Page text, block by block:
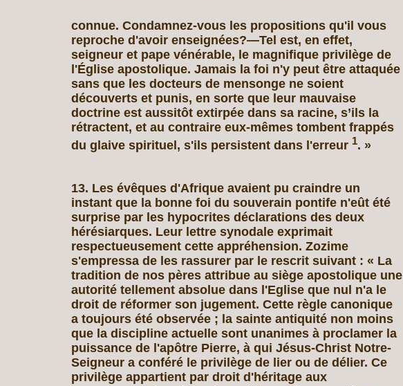
connue. Condamnez-vous les propositions qu'il vous
reproche d'avoir enseignées?—Tel est, en effet,
seigneur et pape vénérable, le magnifique privilège de
l'Église apostolique. Jamais la foi n'y peut être attaquée
sans que les docteurs de mensonge ne soient
découverts et punis, en sorte que leur mauvaise
doctrine est aussitôt extirpée dans sa racine, s’ils la
rétractent, et au contraire eux-mêmes tombent frappés
du glaive spirituel, s'ils persistent dans l'erreur 1. »
13. Les évêques d'Afrique avaient pu craindre un
instant que la bonne foi du souverain pontife n'eût été
surprise par les hypocrites déclarations des deux
hérésiarques. Leur lettre synodale exprimait
respectueusement cette appréhension. Zozime
s'empressa de les rassurer par le rescrit suivant : « La
tradition de nos pères attribue au siège apostolique une
autorité tellement absolue dans l'Eglise que nul n'a le
droit de réformer son jugement. Cette règle canonique
a toujours été observée ; la sainte antiquité non moins
que la discipline actuelle sont unanimes à proclamer la
puissance de l'apôtre Pierre, à qui Jésus-Christ Notre-
Seigneur a conféré le privilège de lier ou de délier. Ce
privilège appartient par droit d'héritage aux